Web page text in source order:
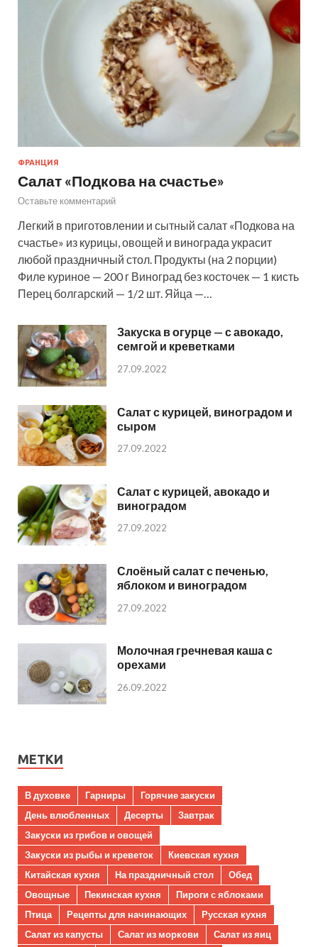
ФРАНЦИЯ
Салат «Подкова на счастье»
Оставьте комментарий
Легкий в приготовлении и сытный салат «Подкова на
счастье» из курицы, овощей и винограда украсит
любой праздничный стол. Продукты (на 2 порции)
Филе куриное — 200 г Виноград без косточек — 1 кисть
Перец болгарский — 1/2 шт. Яйца —…
Закуска в огурце — с авокадо,
семгой и креветками
27.09.2022
Салат с курицей, виноградом и
сыром
27.09.2022
Салат с курицей, авокадо и
виноградом
27.09.2022
Слоёный салат с печенью,
яблоком и виноградом
27.09.2022
Молочная гречневая каша с
орехами
26.09.2022
МЕТКИ
В духовке Гарниры
Горячие закуски
День влюбленных
Десерты
Завтрак
Закуски из грибов и овощей
Закуски из рыбы и креветок
Киевская кухня
Китайская кухня
На праздничный стол
Обед
Овощные
Пекинская кухня
Пироги с яблоками
Птица
Рецепты для начинающих
Русская кухня
Салат из капусты
Салат из моркови
Салат из яиц